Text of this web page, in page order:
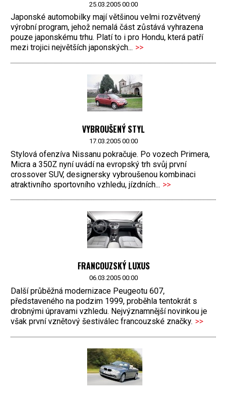
25.03.2005 00:00
Japonské automobilky mají většinou velmi rozvětvený
výrobní program, jehož nemalá část zůstává vyhrazena
pouze japonskému trhu. Platí to i pro Hondu, která patří
mezi trojici největších japonských... >>
VYBROUŠENÝ STYL
17.03.2005 00:00
Stylová ofenzíva Nissanu pokračuje. Po vozech Primera,
Micra a 350Z nyní uvádí na evropský trh svůj první
crossover SUV, designersky vybroušenou kombinaci
atraktivního sportovního vzhledu, jízdních... >>
FRANCOUZSKÝ LUXUS
06.03.2005 00:00
Další průběžná modernizace Peugeotu 607,
představeného na podzim 1999, proběhla tentokrát s
drobnými úpravami vzhledu. Nejvýznamnější novinkou je
však první vznětový šestiválec francouzské značky. >>